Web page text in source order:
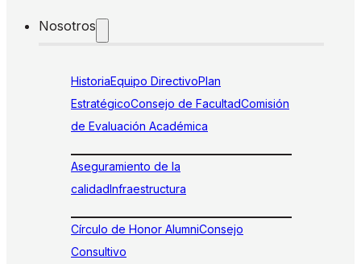
Nosotros
HistoriaEquipo DirectivoPlan
EstratégicoConsejo de FacultadComisión
de Evaluación Académica
Aseguramiento de la
calidadInfraestructura
Círculo de Honor AlumniConsejo
Consultivo